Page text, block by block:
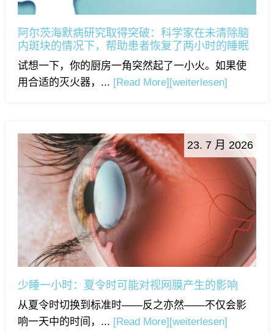
阿尔茨海默病研究取得突破：科学家在未清除脑
内斑块的情况下，帮助患者恢复了两小时的睡眠
试想一下，你的厨房一角突然起了一小火。如果使
用合适的灭火器，... [Read More] [weiterlesen]
23. 7 月 2026
少睡一小时：夏令时可能对视网膜产生的影响
从夏令时切换到标准时——反之亦然——不仅会影
响一天中的时间，... [Read More] [weiterlesen]